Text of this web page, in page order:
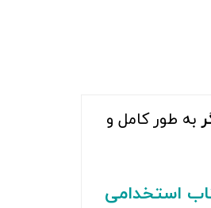
به طور کامل و
استخدامی